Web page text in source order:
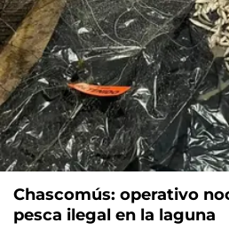
Chascomús: operativo
pesca ilegal en la laguna